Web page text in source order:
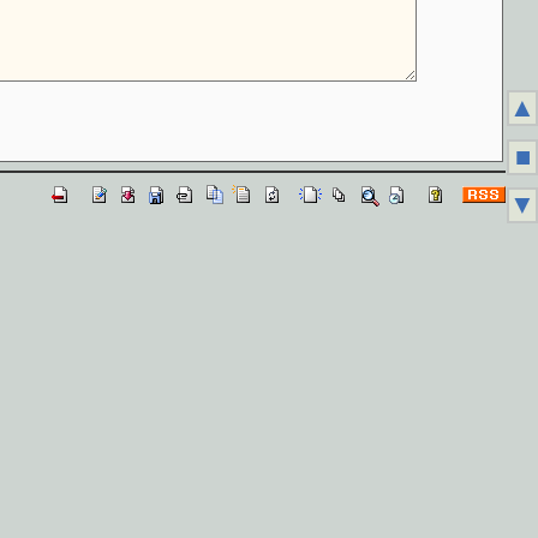
▲
■
▼